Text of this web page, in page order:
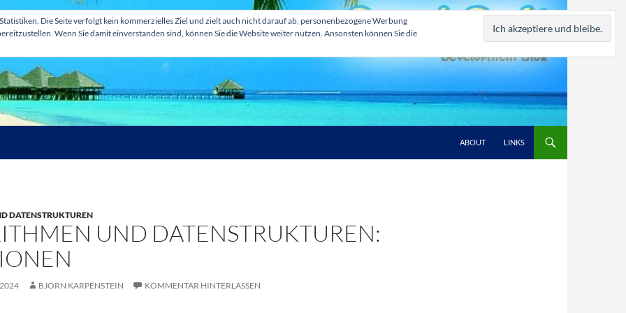
ABOUT LINKS
DATENSTRUKTUREN
UND DATENSTRUKTUREN:
BJÖRN KARPENSTEIN KOMMENTAR HINTERLASSEN
Die Seite verfolgt kein kommerzielles Ziel und zielt auch nicht darauf ab, personenbezogene Werbung
Wenn Sie damit einverstanden sind, können Sie die Website weiter nutzen. Ansonsten können Sie die